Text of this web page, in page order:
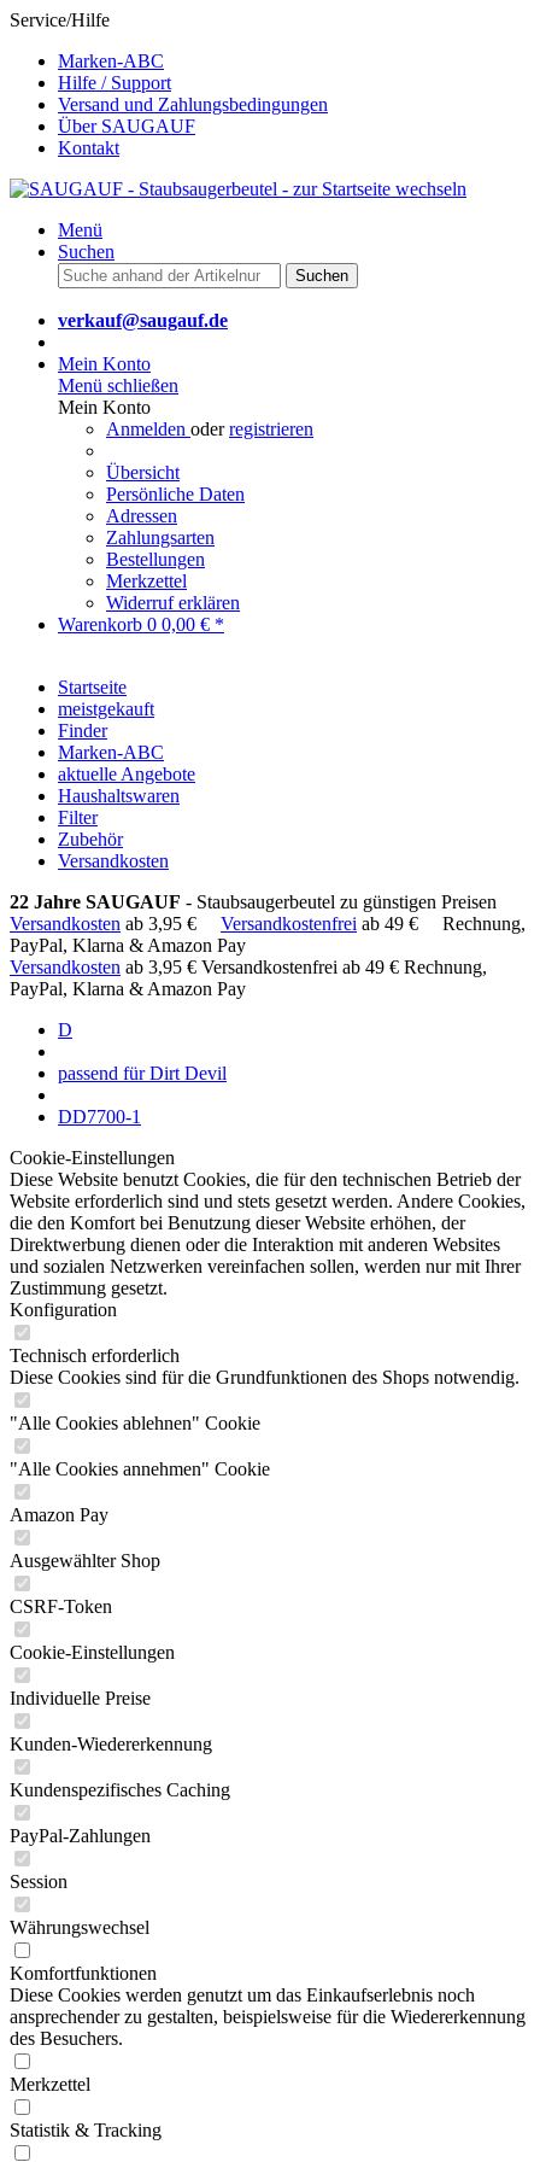
Service/Hilfe
Marken-ABC
Hilfe / Support
Versand und Zahlungsbedingungen
Über SAUGAUF
Kontakt
Menü
Suchen
Suchen
verkauf@saugauf.de
Mein Konto
Menü schließen
Mein Konto
Anmelden oderregistrieren
Übersicht
Persönliche Daten
Adressen
Zahlungsarten
Bestellungen
Merkzettel
Widerruf erklären
Warenkorb 0 0,00 € *
Startseite
meistgekauft
Finder
Marken-ABC
aktuelle Angebote
Haushaltswaren
Filter
Zubehör
Versandkosten
22 Jahre SAUGAUF - Staubsaugerbeutel zu günstigen Preisen
Versandkosten ab 3,95 € Versandkostenfrei ab 49 €
Rechnung,
PayPal, Klarna & Amazon Pay
Versandkosten ab 3,95 € Versandkostenfrei ab 49 € Rechnung,
PayPal, Klarna & Amazon Pay
D
passend für Dirt Devil
DD7700-1
Cookie-Einstellungen
Diese Website benutzt Cookies, die für den technischen Betrieb der
Website erforderlich sind und stets gesetzt werden. Andere Cookies,
die den Komfort bei Benutzung dieser Website erhöhen, der
Direktwerbung dienen oder die Interaktion mit anderen Websites
und sozialen Netzwerken vereinfachen sollen, werden nur mit Ihrer
Zustimmung gesetzt.
Konfiguration
Technisch erforderlich
Diese Cookies sind für die Grundfunktionen des Shops notwendig.
"Alle Cookies ablehnen" Cookie
"Alle Cookies annehmen" Cookie
Amazon Pay
Ausgewählter Shop
CSRF-Token
Cookie-Einstellungen
Individuelle Preise
Kunden-Wiedererkennung
Kundenspezifisches Caching
PayPal-Zahlungen
Session
Währungswechsel
Komfortfunktionen
Diese Cookies werden genutzt um das Einkaufserlebnis noch
ansprechender zu gestalten, beispielsweise für die Wiedererkennung
des Besuchers.
Merkzettel
Statistik & Tracking